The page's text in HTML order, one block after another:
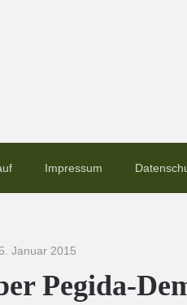
Impressum
Januar 2015
Pegida-